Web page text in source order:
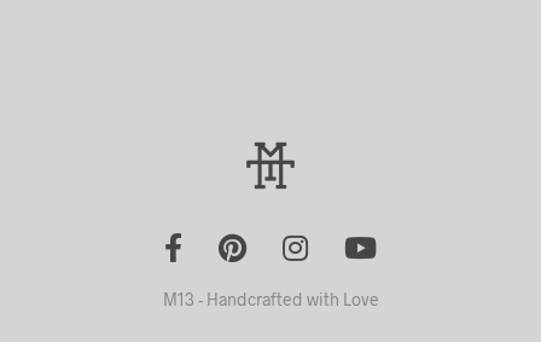
M13 - Handcrafted with Love